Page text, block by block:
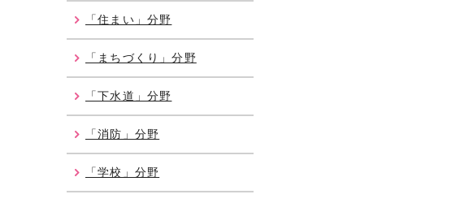
「住まい」分野
「まちづくり」分野
「下水道」分野
「消防」分野
「学校」分野